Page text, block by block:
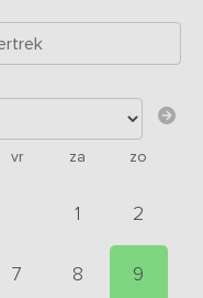
vr za zo
1 2
7 8 9